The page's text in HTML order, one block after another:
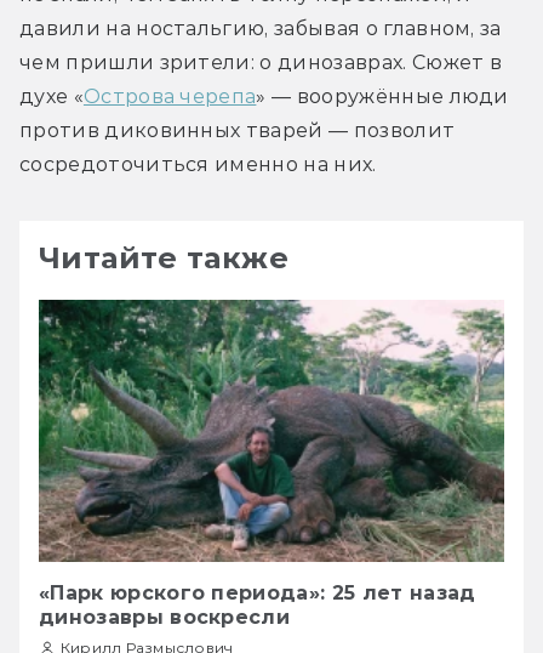
давили на ностальгию, забывая о главном, за
чем пришли зрители: о динозаврах. Сюжет в
духе «Острова черепа» — вооружённые люди
против диковинных тварей — позволит
сосредоточиться именно на них.
Читайте также
«Парк юрского периода»: 25 лет назад
динозавры воскресли
Кирилл Размыслович